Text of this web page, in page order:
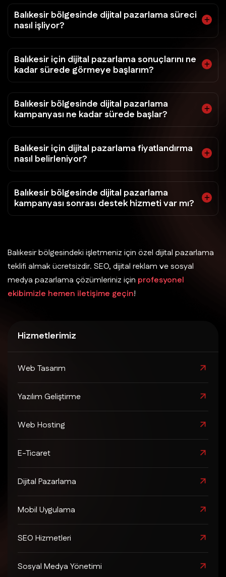
Balıkesir bölgesinde dijital pazarlama süreci
nasıl işliyor?
Balıkesir için dijital pazarlama sonuçlarını ne
kadar sürede görmeye başlarım?
Balıkesir bölgesinde dijital pazarlama
kampanyası ne kadar sürede başlar?
Balıkesir için dijital pazarlama fiyatlandırma
nasıl belirleniyor?
Balıkesir bölgesinde dijital pazarlama
kampanyası sonrası destek hizmeti var mı?
Balıkesir bölgesindeki işletmeniz için özel dijital pazarlama
teklifi almak ücretsizdir. SEO, dijital reklam ve sosyal
medya pazarlama çözümleriniz için profesyonel
ekibimizle hemen iletişime geçin!
Hizmetlerimiz
Web Tasarım
Yazılım Geliştirme
Web Hosting
E-Ticaret
Dijital Pazarlama
Mobil Uygulama
SEO Hizmetleri
Sosyal Medya Yönetimi